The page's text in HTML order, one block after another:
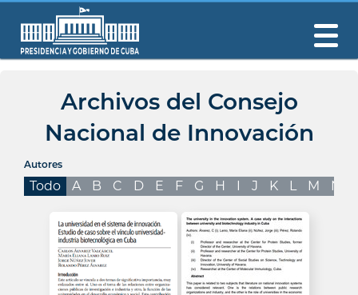
Archivos del Consejo
Nacional de Innovación
Autores
Todo A B C D E F G H I J K L M N